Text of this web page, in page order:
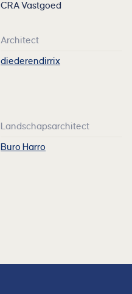
CRA Vastgoed
Architect
diederendirrix
Landschapsarchitect
Buro Harro